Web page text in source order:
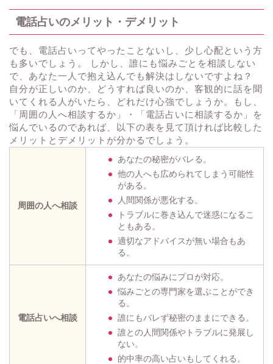
電話占いのメリット・デメリット
でも、電話占いってやったことないし、少し心配という方
も多いでしょう。 しかし、誰にも悩みごとを相談しない
で、あなた一人で抱え込んでも解決はしないですよね？
自分が正しいのか、どうすれば良いのか、客観的に話を聞
いてくれる人がいたら、どれだけ心強でしょうか。もし、
「周囲の人へ相談するか」・「電話占いに相談するか」を
悩んでいるのであれば、以下の表を見て頂ければ比較した
メリットとデメリットが分かるでしょう。
周囲の人へ相談
あなたの秘密がバレる。
他の人へも広められてしまう可能性
がある。
人間関係が悪化する。
トラブルに巻き込んで迷惑になるこ
ともある。
適切なアドバイスが無い場合もあ
る。
電話占いへ相談
あなたの悩みにプロが対応。
悩みごとの専門家を選ぶことができ
る。
誰にもバレず秘密のままにできる。
誰との人間関係やトラブルに発展し
ない。
的中率の高い占いもしてくれる。